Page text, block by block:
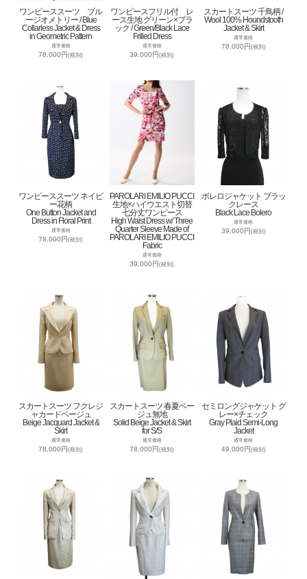
ワンピーススーツ ブル
ージオメトリー / Blue
Collarless Jacket & Dress
in Geometric Pattern
通常価格
78,000円(税別)
ワンピースフリル付 レ
ース生地 グリーン×ブラ
ック / Green/Black Lace
Frilled Dress
通常価格
39,000円(税別)
スカートスーツ 千鳥柄 /
Wool 100% Houndstooth
Jacket & Skirt
通常価格
78,000円(税別)
ワンピーススーツ ネイビ
ー花柄
One Button Jacket and
Dress in Floral Print
通常価格
78,000円(税別)
PAROLARI EMILIO PUCCI
生地×ハイウエスト切替
七分丈ワンピース
High Waist Dress w/ Three
Quarter Sleeve Made of
PAROLARI EMILIO PUCCI
Fabric
通常価格
39,000円(税別)
ボレロジャケット ブラッ
クレース
Black Lace Bolero
通常価格
39,000円(税別)
スカートスーツ フクレジ
ャカードベージュ
Beige Jacquard Jacket &
Skirt
通常価格
78,000円(税別)
スカートスーツ 春夏ベー
ジュ無地
Solid Beige Jacket & Skirt
for S/S
通常価格
78,000円(税別)
セミロングジャケット グ
レー×チェック
Gray Plaid Semi-Long
Jacket
通常価格
49,000円(税別)